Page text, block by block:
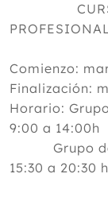
CURSO
Comienzo:
Finalización:
Horario:
9:00 a 14:00h
Grupo de
15:30 a 20:30 h